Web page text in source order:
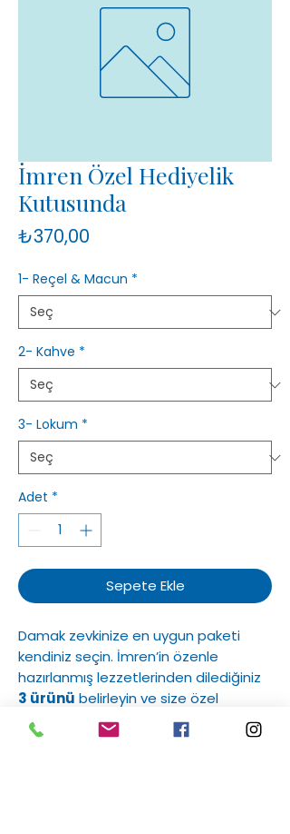
İmren Özel Hediyelik
Kutusunda
₺370,00
1- Reçel & Macun *
2- Kahve *
3- Lokum *
Adet *
Sepete Ekle
Damak zevkinize en uygun paketi
kendiniz seçin. İmren’in özenle
hazırlanmış lezzetlerinden dilediğiniz
3 ürünü belirleyin ve size özel
paketin keyfini çıkarın! Yanında İmren
Özel Hediyelik Kutusu Hediye.